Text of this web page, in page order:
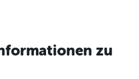
zu